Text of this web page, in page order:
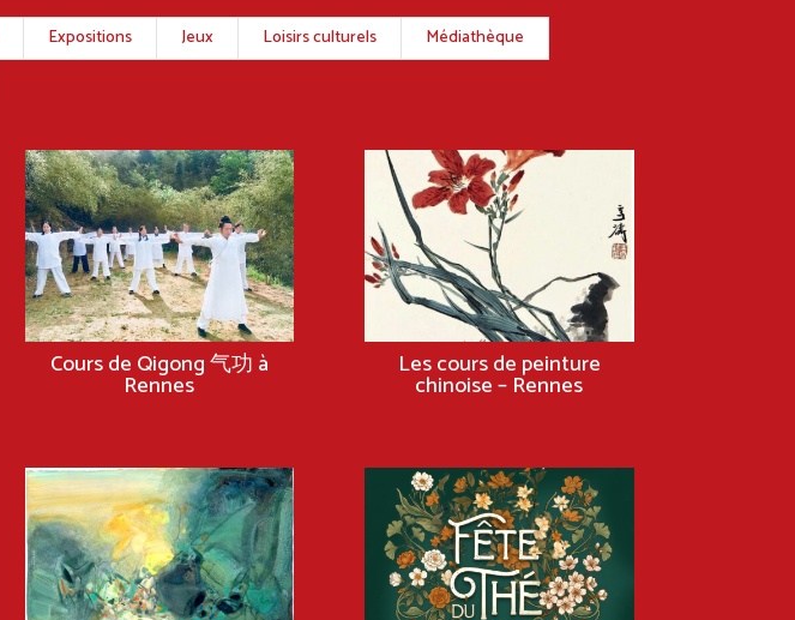
Expositions Jeux Loisirs culturels
Médiathèque
Cours de Qigong 气功 à
Rennes
Les cours de peinture
chinoise – Rennes